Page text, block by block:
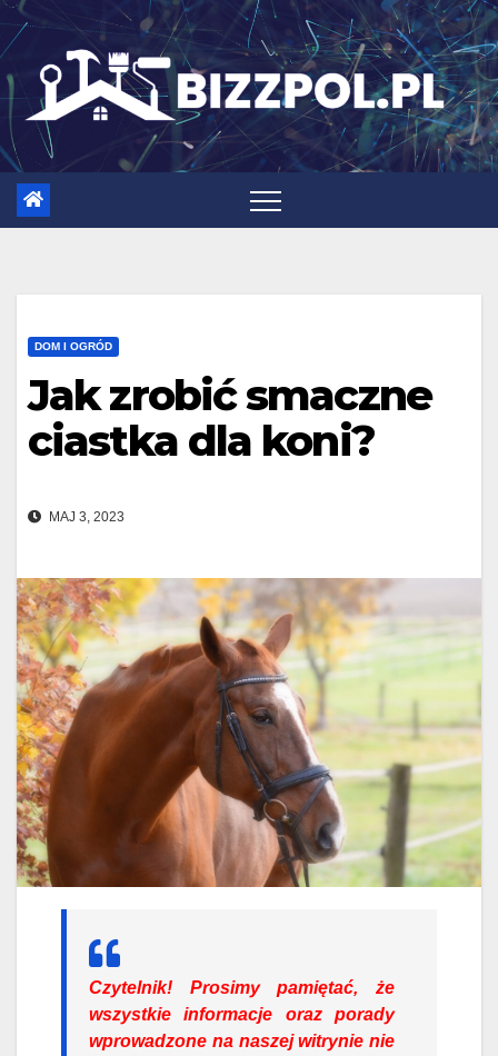
Skip
to
content
DOM I OGRÓD
Jak zrobić smaczne
ciastka dla koni?
MAJ 3, 2023
Czytelnik! Prosimy pamiętać, że
wszystkie informacje oraz porady
wprowadzone na naszej witrynie nie